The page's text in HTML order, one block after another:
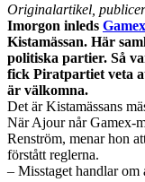
Originalartikel,
Imorgon inleds Gamex
Kistamässan. Här
politiska partier. Så
fick Piratpartiet veta
är välkomna.
Det är Kistamässans
När Ajour når Gamex-
Renström, menar hon
förstått reglerna.
– Misstaget handlar om